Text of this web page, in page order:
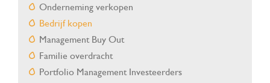
Onderneming verkopen
Bedrijf kopen
Management Buy Out
Familie overdracht
Portfolio Management Investeerders